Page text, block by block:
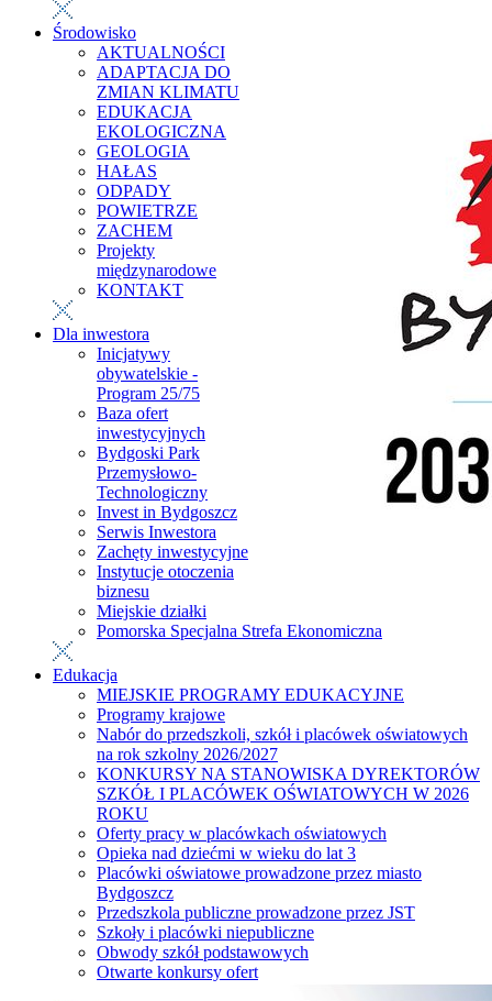
Środowisko
AKTUALNOŚCI
ADAPTACJA DO
ZMIAN KLIMATU
EDUKACJA
EKOLOGICZNA
GEOLOGIA
HAŁAS
ODPADY
POWIETRZE
ZACHEM
Projekty
międzynarodowe
KONTAKT
Dla inwestora
Inicjatywy
obywatelskie -
Program 25/75
Baza ofert
inwestycyjnych
Bydgoski Park
Przemysłowo-
Technologiczny
Invest in Bydgoszcz
Serwis Inwestora
Zachęty inwestycyjne
Instytucje otoczenia
biznesu
Miejskie działki
Pomorska Specjalna Strefa Ekonomiczna
Edukacja
MIEJSKIE PROGRAMY EDUKACYJNE
Programy krajowe
Nabór do przedszkoli, szkół i placówek oświatowych
na rok szkolny 2026/2027
KONKURSY NA STANOWISKA DYREKTORÓW
SZKÓŁ I PLACÓWEK OŚWIATOWYCH W 2026
ROKU
Oferty pracy w placówkach oświatowych
Opieka nad dziećmi w wieku do lat 3
Placówki oświatowe prowadzone przez miasto
Bydgoszcz
Przedszkola publiczne prowadzone przez JST
Szkoły i placówki niepubliczne
Obwody szkół podstawowych
Otwarte konkursy ofert